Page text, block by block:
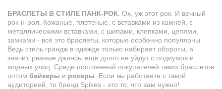
БРАСЛЕТЫ В СТИЛЕ ПАНК-РОК . Ох, уж этот рок. И вечный
рок-н-рол. Кожаные , плетеные, с вставками из камней, с
металлическими вставками, с шипами, клепками, цепями,
замками - всё это браслеты, которые особенно популярны.
Ведь стиль грандж в одежде только набирает обороты, а
значит, рваные джинсы еще долго не уйдут с подиумов и
модных улиц. Среди постоянный покупателей таких браслетов
оптом байкеры и рокеры . Если вы работаете с такой
аудиторией, то бренд Spikes - это то, что вам нужно!